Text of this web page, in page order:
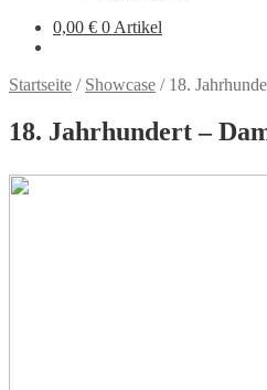
0,00 € 0 Artikel
Startseite / Showcase / 18.
18. Jahrhundert –